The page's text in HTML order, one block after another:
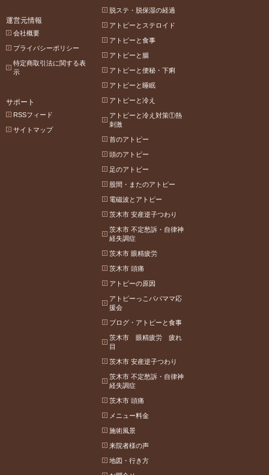
脱ステ・脱保湿の経過
アトピーとステロイド
アトピーと食事
アトピーと腸
アトピーと便秘・下痢
アトピーと睡眠
アトピーと冷え
アトピーと冷え対策①熱
刺激
首のアトピー
頭のアトピー
足のアトピー
股間・またのアトピー
電磁波とアトピー
茨木市 安産逆子つわり
茨木市 不定愁訴・自律神
経失調症
茨木市 眼精疲労
茨木市 頭痛
アトピーの原因
アトピーっこパパママ応
援会
ブログ・アトピーと食事
茨木市 眼精疲労 疲れ
目
茨木市 安産逆子つわり
茨木市 不定愁訴・自律神
経失調症
茨木市 頭痛
メニュー料金
施術風景
来院者様の声
地図・行き方
運営元情報
会社概要
プライバシーポリシー
特定商取引法に関する表
示
サポート
RSSフィード
サイトマップ